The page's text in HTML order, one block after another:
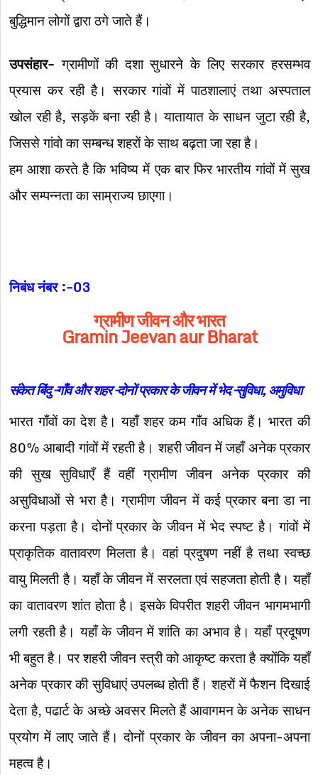
बुद्धिमान लोगों द्वारा ठगे जाते हैं।
उपसंहार- ग्रामीणों की दशा सुधारने के लिए सरकार हरसम्भव
प्रयास कर रही है। सरकार गांवों में पाठशालाएं तथा अस्पताल
खोल रही है, सड़कें बना रही है। यातायात के साधन जुटा रही है,
जिससे गांवो का सम्बन्ध शहरों के साथ बढ़ता जा रहा है।
हम आशा करते है कि भविष्य में एक बार फिर भारतीय गांवों में सुख
और सम्पन्नता का साम्राज्य छाएगा।
निबंध नंबर :-03
ग्रामीणजीवनऔरभारत
Gramin Jeevan aur Bharat
संकेतबिंदु–गाँवऔरशहर–दोनोंप्रकारकेजीवनमेंभेद–सुविधा,अमुविधा
भारत गाँवों का देश है। यहाँ शहर कम गाँव अधिक हैं। भारत की
80% आबादी गांवों में रहती है। शहरी जीवन में जहाँ अनेक प्रकार
की सुख सुविधाएँ हैं वहीं ग्रामीण जीवन अनेक प्रकार की
असुविधाओं से भरा है। ग्रामीण जीवन में कई प्रकार बना डा ना
करना पड़ता है। दोनों प्रकार के जीवन में भेद स्पष्ट है। गांवों में
प्राकृतिक वातावरण मिलता है। वहां प्रदुषण नहीं है तथा स्वच्छ
वायु मिलती है। यहाँ के जीवन में सरलता एवं सहजता होती है। यहाँ
का वातावरण शांत होता है। इसके विपरीत शहरी जीवन भागमभागी
लगी रहती है। यहाँ के जीवन में शांति का अभाव है। यहाँ प्रदूषण
भी बहुत है। पर शहरी जीवन स्त्री को आकृष्ट करता है क्योंकि यहाँ
अनेक प्रकार की सुविधाएं उपलब्ध होती हैं। शहरों में फैशन दिखाई
देता है, पढार्ट के अच्छे अवसर मिलते हैं आवागमन के अनेक साधन
प्रयोग में लाए जाते हैं। दोनों प्रकार के जीवन का अपना-अपना
महत्व है।